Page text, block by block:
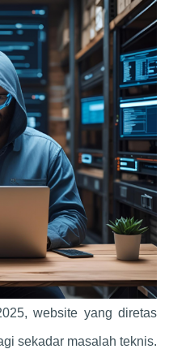
website yang diretas
sekadar masalah teknis.